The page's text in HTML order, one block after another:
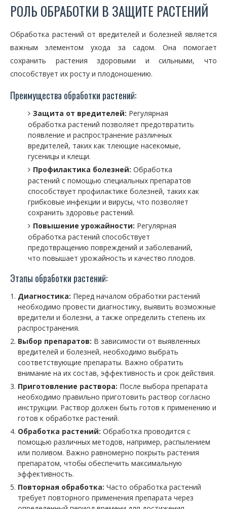
РОЛЬ ОБРАБОТКИ В ЗАЩИТЕ РАСТЕНИЙ
Обработка растений от вредителей и болезней является
важным элементом ухода за садом. Она помогает
сохранить растения здоровыми и сильными, что
способствует их росту и плодоношению.
Преимущества обработки растений:
Защита от вредителей: Регулярная
обработка растений позволяет предотвратить
появление и распространение различных
вредителей, таких как тлеющие насекомые,
гусеницы и клещи.
Профилактика болезней: Обработка
растений с помощью специальных препаратов
способствует профилактике болезней, таких как
грибковые инфекции и вирусы, что позволяет
сохранить здоровье растений.
Повышение урожайности: Регулярная
обработка растений способствует
предотвращению повреждений и заболеваний,
что повышает урожайность и качество плодов.
Этапы обработки растений:
Диагностика: Перед началом обработки растений
необходимо провести диагностику, выявить возможные
вредители и болезни, а также определить степень их
распространения.
Выбор препаратов: В зависимости от выявленных
вредителей и болезней, необходимо выбрать
соответствующие препараты. Важно обратить
внимание на их состав, эффективность и срок действия.
Приготовление раствора: После выбора препарата
необходимо правильно приготовить раствор согласно
инструкции. Раствор должен быть готов к применению и
готов к обработке растений.
Обработка растений: Обработка проводится с
помощью различных методов, например, распылением
или поливом. Важно равномерно покрыть растения
препаратом, чтобы обеспечить максимальную
эффективность.
Повторная обработка: Часто обработка растений
требует повторного применения препарата через